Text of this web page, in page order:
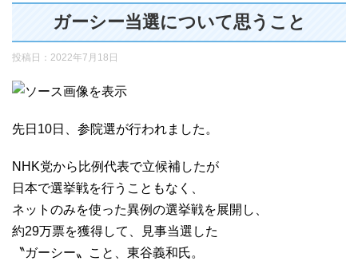
ガーシー当選について思うこと
投稿日： 2022年7月18日
先日10日、参院選が行われました。
NHK党から比例代表で立候補したが
日本で選挙戦を行うこともなく、
ネットのみを使った異例の選挙戦を展開し、
約29万票を獲得して、見事当選した
〝ガーシー〟こと、東谷義和氏。